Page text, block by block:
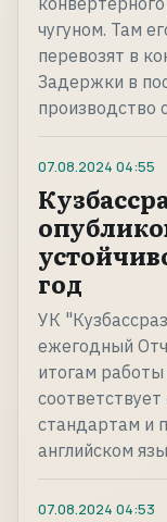
чугуном. Там
перевозят в
Задержки в
производство
07.08.2024 04:55
год
УК
ежегодный
итогам
стандартам и
английском
07.08.2024 04:53